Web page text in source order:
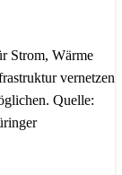
Strom, Wärme
vernetzen
Quelle: